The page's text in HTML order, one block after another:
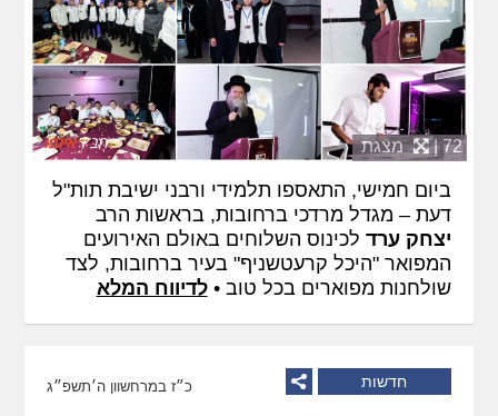
72 | מצגת
ביום חמישי, התאספו תלמידי ורבני ישיבת תות"ל
דעת – מגדל מרדכי ברחובות, בראשות הרב
יצחק ערד לכינוס השלוחים באולם האירועים
המפואר "היכל קרעטשניף" בעיר ברחובות, לצד
שולחנות מפוארים בכל טוב •לדיווח המלא
חדשות כ״ז במרחשוון ה׳תשפ״ג